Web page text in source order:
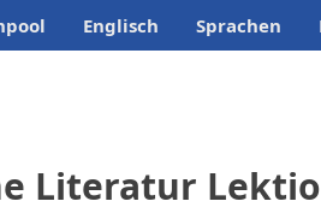
Englisch Sprachen
Literatur